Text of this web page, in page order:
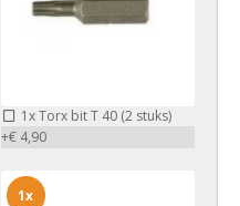
1xTorx bit T 40 (2 stuks)
+€ 4,90
1x